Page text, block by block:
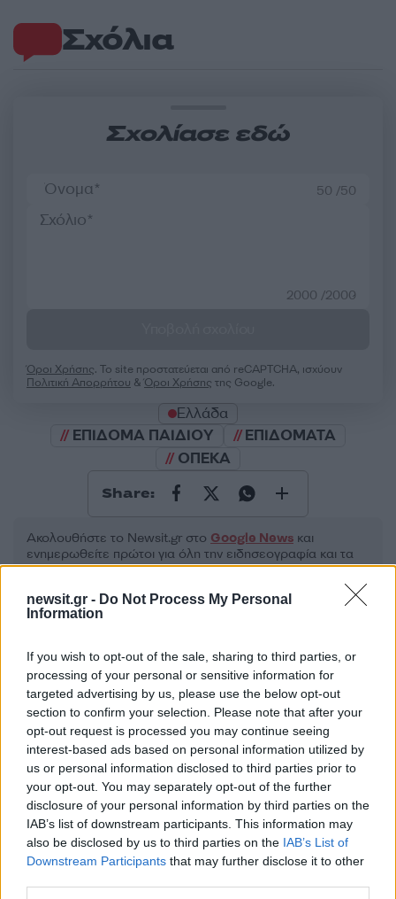
newsit.gr - Do Not Process My Personal
Information
If you wish to opt-out of the sale, sharing to third parties, or
processing of your personal or sensitive information for
targeted advertising by us, please use the below opt-out
section to confirm your selection. Please note that after your
opt-out request is processed you may continue seeing
interest-based ads based on personal information utilized by
us or personal information disclosed to third parties prior to
your opt-out. You may separately opt-out of the further
disclosure of your personal information by third parties on the
IAB’s list of downstream participants. This information may
also be disclosed by us to third parties on the IAB’s List of
Downstream Participants that may further disclose it to other
Σχόλια
Σχολίασε εδώ
50 /50
2000 /2000
Όροι Χρήσης. Το site προστατεύεται από reCAPTCHA, ισχύουν
Πολιτική Απορρήτου &Όροι Χρήσης της Google.
Ελλάδα
ΕΠΙΔΟΜΑ ΠΑΙΔΙΟΥ
ΕΠΙΔΟΜΑΤΑ
ΟΠΕΚΑ
Share:
Ακολουθήστε το Νewsit.gr στο Google News και
ενημερωθείτε πρώτοι για όλη την ειδησεογραφία και τα
τελευταία νέατης ημέρας
Πιο δημοφιλή
1 Έφυγαν οι συνεργάτες, μένει η Μαρία
Καρυστιανού - Η επόμενη μέρα για την
«Ελπίδα για τη Δημοκρατία»
2Στη Βρετανία στελέχη του ελληνικού FBI
για να παραλάβουν την 46χρονη για την
τραγωδία της Μαρφίν - Η διαδικασία που
θα ακολουθηθεί
3Ψάθα: «Δεν υπήρξε τεχνικό πρόβλημα με
τα δύο ελικόπτερα» κατέθεσαν ο Βρετανός
χειριστής και ο Έλληνας διερμηνέας